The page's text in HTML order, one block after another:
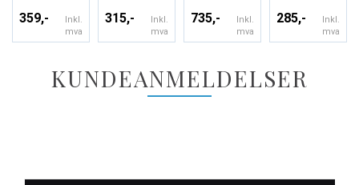
359,-
Inkl.
mva
315,-
Inkl.
mva
735,-
Inkl.
mva
285,-
Inkl.
mva
KUNDEANMELDELSER